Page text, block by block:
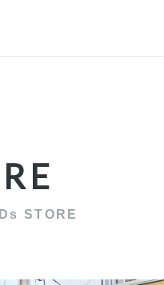
STORE